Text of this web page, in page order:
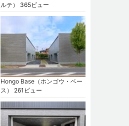
ルテ）
365ビュー
Hongo Base（ホンゴウ・ベー
ス）
261ビュー